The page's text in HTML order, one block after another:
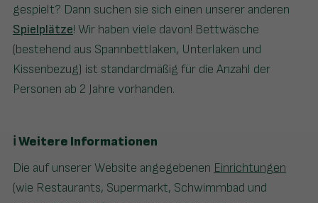
gespielt? Dann suchen sie sich einen unserer anderen
Spielplätze! Wir haben viele davon! Bettwäsche
(bestehend aus Spannbettlaken, Unterlaken und
Kissenbezug) ist standardmäßig für die Anzahl der
Personen ab 2 Jahre vorhanden.
ℹ️ Weitere Informationen
Die auf unserer Website angegebenen Einrichtungen
(wie Restaurants, Supermarkt, Schwimmbad und